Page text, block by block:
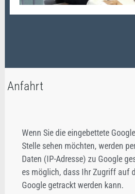
Anfahrt
Wenn Sie die eingebettete
Stelle sehen möchten, werden
Daten (IP-Adresse) zu Google
es möglich, dass Ihr Zugriff auf
Google getrackt werden kann.